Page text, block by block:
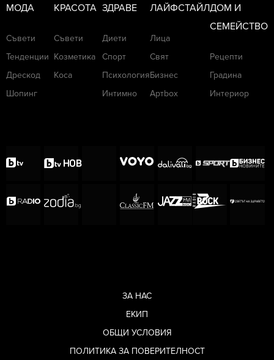
МОДА
Съвети
Тенденции
Дрескод
Шопинг
КРАСОТА
Съвети
Козметика
Коса
ЗДРАВЕ
Диети
Спорт
Психология
Интимно
ЛАЙФСТАЙЛ
Лица
Свят
Бизнес
Артbox
ДОМ И
СЕМЕЙСТВО
Рецепти
Градина
Интериор
ЗА НАС
ЕКИП
ОБЩИ УСЛОВИЯ
ПОЛИТИКА ЗА ПОВЕРИТЕЛНОСТ